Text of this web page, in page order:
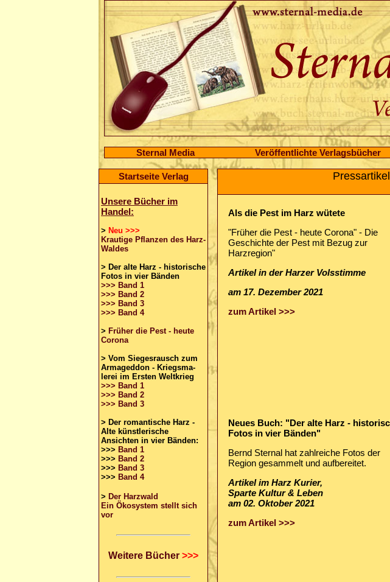
Sternal Media Veröffentlichte Verlagsbücher
Startseite Verlag
Unsere Bücher im
Handel:
> Neu >>>
Krautige Pflanzen des Harz-
Waldes
> Der alte Harz - historische
Fotos in vier Bänden
>>> Band 1
>>> Band 2
>>> Band 3
>>> Band 4
> Früher die Pest - heute
Corona
> Vom Siegesrausch zum
Armageddon - Kriegsma-
lerei im Ersten Weltkrieg
>>> Band 1
>>> Band 2
>>> Band 3
> Der romantische Harz -
Alte künstlerische
Ansichten in vier Bänden:
>>> Band 1
>>> Band 2
>>> Band 3
>>> Band 4
> Der Harzwald
Ein Ökosystem stellt sich
vor
Weitere Bücher >>>
Als die Pest im Harz wütete
"Früher die Pest - heute Corona" - Die
Geschichte der Pest mit Bezug zur
Harzregion"
Artikel in der Harzer Volsstimme
am 17. Dezember 2021
zum Artikel >>>
Neues Buch: "Der alte Harz -
Fotos in vier Bänden"
Bernd Sternal hat zahlreiche Fotos der
Region gesammelt und aufbereitet.
Artikel im Harz Kurier,
Sparte Kultur & Leben
am 02. Oktober 2021
zum Artikel >>>